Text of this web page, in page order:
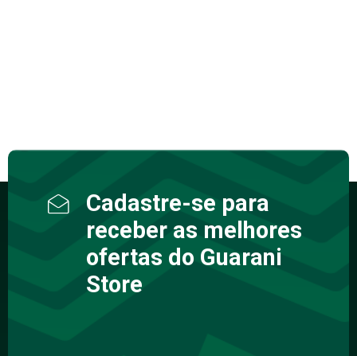
Cadastre-se para
receber as melhores
ofertas do Guarani
Store